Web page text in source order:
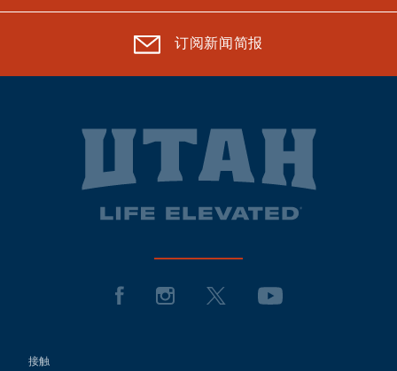
订阅新闻简报
接触